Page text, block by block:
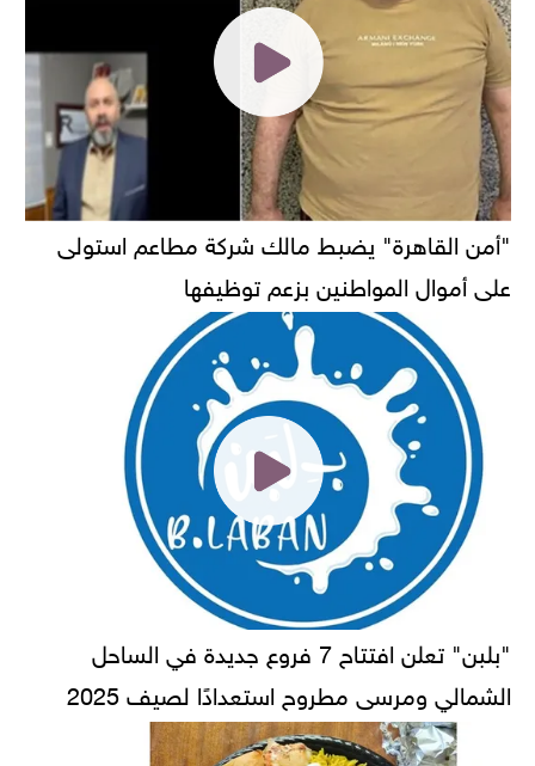
"أمن القاهرة" يضبط مالك شركة مطاعم استولى
على أموال المواطنين بزعم توظيفها
"بلبن" تعلن افتتاح 7 فروع جديدة في الساحل
الشمالي ومرسى مطروح استعدادًا لصيف 2025